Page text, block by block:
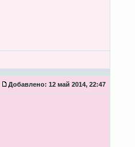
Добавлено: 12 май 2014, 22:47